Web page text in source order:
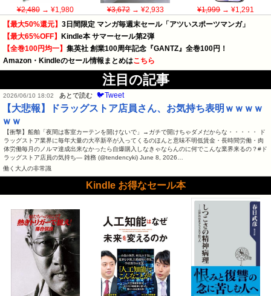
¥2,480→ ¥1,980 ¥3,672→ ¥2,933 ¥1,999→ ¥1,291
【最大50%還元】 3日間限定 マンガ毎週末セール「アツいスポーツマンガ」
【最大65%OFF】 Kindle本 サマーセール第2弾
【全巻100円均一】 集英社 創業100周年記念『GANTZ』全巻100円！
Amazon・Kindleのセール情報まとめはこちら
注目の記事
2026/06/10 18:02 あとで読む 🐦Tweet
【大悲報】ドラッグストア店員さん、お気持ち表明ｗｗｗｗ
ｗｗ
【衝撃】船舶「夜間は客室カーテンを開けないで」→ガチで開けちゃダメだからな・・・・・ ド
ラッグストア業界に毎年大量の大卒新卒が入ってくるのほんと意味不明低賃金・長時間労働・肉
体労働毎月のノルマ達成出来なかったら自爆購入しなきゃならんのに何でこんな業界来るの？#ド
ラッグストア店員の気持ち— 雑務 (@tendencyki) June 8, 2026…
働く大人の非常識
Kindle お得なセール本